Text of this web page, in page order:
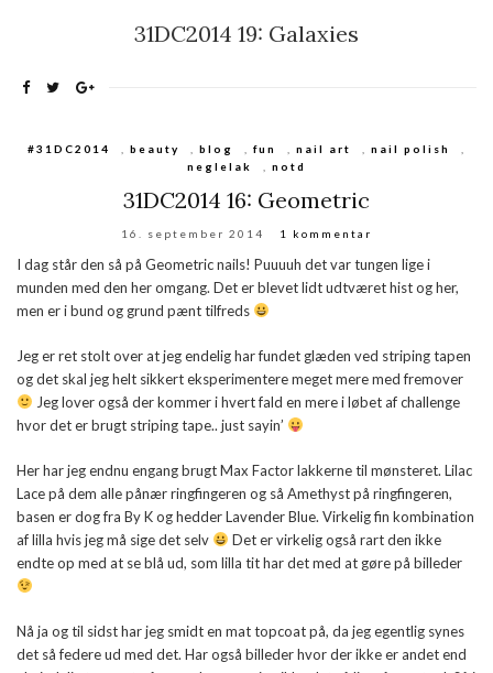
31DC2014 19: Galaxies
#31DC2014 beauty blog fun nail art nail polish
neglelak
notd
31DC2014 16: Geometric
16. september 2014 1 kommentar
I dag står den så på Geometric nails! Puuuuh det var tungen lige i
munden med den her omgang. Det er blevet lidt udtværet hist og her,
men er i bund og grund pænt tilfreds
Jeg er ret stolt over at jeg endelig har fundet glæden ved striping tapen
og det skal jeg helt sikkert eksperimentere meget mere med fremover
Jeg lover også der kommer i hvert fald en mere i løbet af challenge
hvor det er brugt striping tape.. just sayin’
Her har jeg endnu engang brugt Max Factor lakkerne til mønsteret. Lilac
Lace på dem alle pånær ringfingeren og så Amethyst på ringfingeren,
basen er dog fra By K og hedder Lavender Blue. Virkelig fin kombination
af lilla hvis jeg må sige det selv
Det er virkelig også rart den ikke
endte op med at se blå ud, som lilla tit har det med at gøre på billeder
Nå ja og til sidst har jeg smidt en mat topcoat på, da jeg egentlig synes
det så federe ud med det. Har også billeder hvor der ikke er andet end